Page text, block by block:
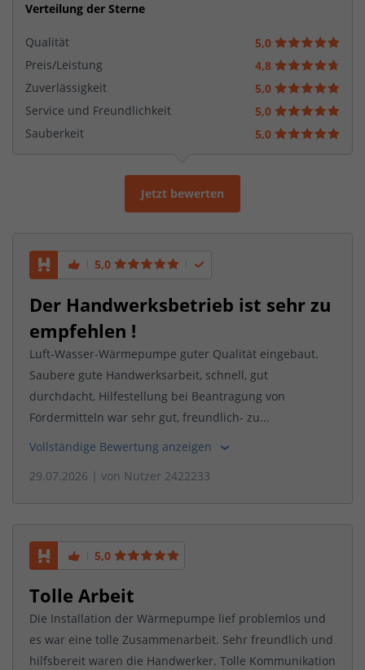
Verteilung der Sterne
Qualität
5,0
Preis/Leistung
4,8
Zuverlässigkeit
5,0
Service und Freundlichkeit
5,0
Sauberkeit
5,0
Jetzt bewerten
5,0
Der Handwerksbetrieb ist sehr zu
empfehlen !
Luft-Wasser-Wärmepumpe guter Qualität eingebaut.
Saubere gute Handwerksarbeit, schnell, gut
durchdacht, Hilfestellung bei Beantragung von
Fördermitteln war sehr gut, freundlich- zu...
Vollständige Bewertung anzeigen
29.07.2026 | von Nutzer 2422233
5,0
Tolle Arbeit
Die Installation der Wärmepumpe lief problemlos und
es war eine tolle Zusammenarbeit. Sehr freundlich und
hilfsbereit waren die Handwerker. Tolle Kommunikation